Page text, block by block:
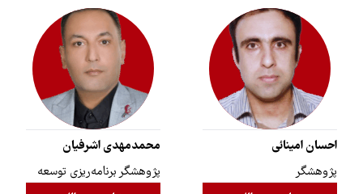
احسان امینائی
پژوهشگر
محمدمهدی اشرفیان
پژوهشگر برنامه‌ریزی توسعه